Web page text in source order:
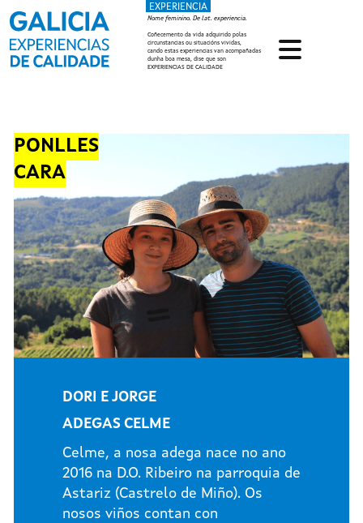
Ir o contido principal
EXPERIENCIA
Nome feminino. De lat. experiencia.
Coñecemento da vida adquirido polas
circunstancias ou situacións vividas,
cando estas experiencias van acompañadas
dunha boa mesa, dise que son
EXPERIENCIAS DE CALIDADE
PONLLES
CARA
DORI E JORGE
ADEGAS CELME
Celme, a nosa adega nace no ano
2016 na D.O. Ribeiro na parroquia de
Astariz (Castrelo de Miño). Os
nosos viños contan con